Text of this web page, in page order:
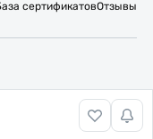
сертификатовОтзывы